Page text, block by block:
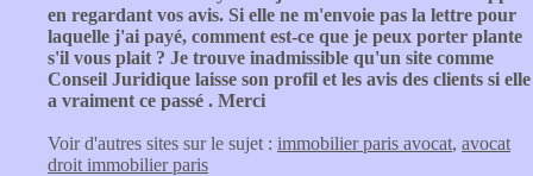
en regardant vos avis. Si elle ne m'envoie pas la lettre pour
laquelle j'ai payé, comment est-ce que je peux porter plante
s'il vous plait ? Je trouve inadmissible qu'un site comme
Conseil Juridique laisse son profil et les avis des clients si elle
a vraiment ce passé . Merci
Voir d'autres sites sur le sujet : immobilier paris avocat, avocat
droit immobilier paris